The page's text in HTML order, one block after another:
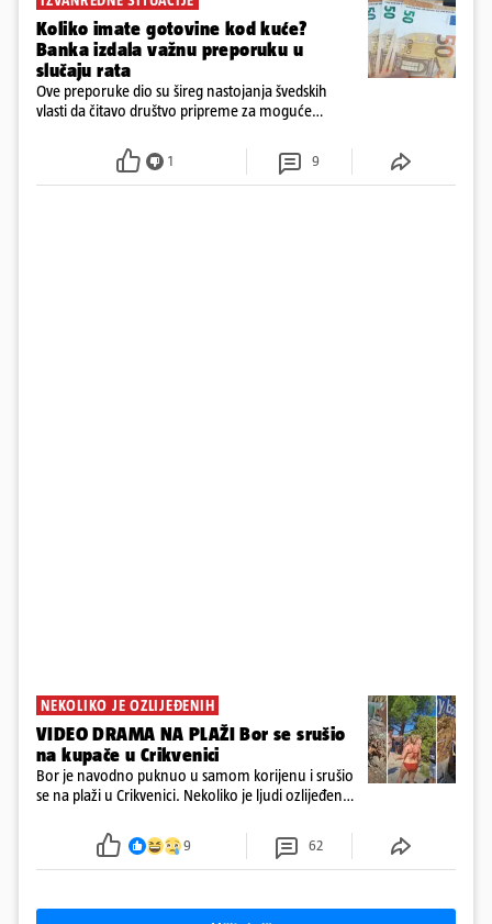
Koliko imate gotovine kod kuće?
Banka izdala važnu preporuku u
slučaju rata
Ove preporuke dio su šireg nastojanja švedskih
vlasti da čitavo društvo pripreme za moguće
1 9
NEKOLIKO JE OZLIJEĐENIH
VIDEO DRAMA NA PLAŽI Bor se srušio
na kupače u Crikvenici
Bor je navodno puknuo u samom korijenu i srušio
se na plaži u Crikvenici. Nekoliko je ljudi ozlijeđeno,
9 62